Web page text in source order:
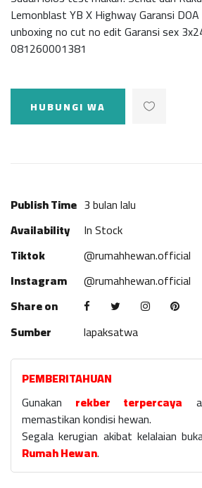
Lemonblast YB X Highway Garansi
unboxing no cut no edit Garansi sex
081260001381
HUBUNGI WA
Publish Time 3 bulan lalu
Availability
In Stock
Tiktok
@rumahhewan.official
Instagram
@rumahhewan.official
Share on
Sumber
lapaksatwa
PEMBERITAHUAN
Gunakan rekber terpercaya
memastikan kondisi hewan.
Segala kerugian akibat kelalaian
Rumah Hewan.